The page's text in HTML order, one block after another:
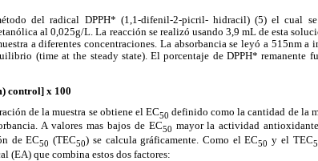
del radical DPPH* (1,1-difenil-2-picril- hidracil) (5) el cual
al 0,025g/L. La reacción se realizó usando 3,9 mL de esta
a diferentes concentraciones. La absorbancia se leyó a 515nm a
(time at the steady state). El porcentaje de DPPH* remanente
control] x 100
de la muestra se obtiene el EC50 definido como la cantidad de la
A valores mas bajos de EC50 mayor la actividad
de EC50 (TEC50) se calcula gráficamente. Como el EC50 y el TEC
(EA) que combina estos dos factores: